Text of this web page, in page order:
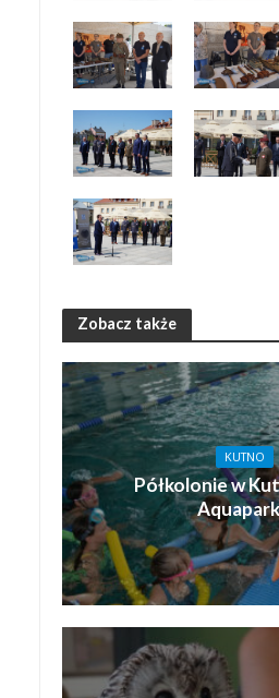
Zobacz także
KUTNO
Półkolonie w